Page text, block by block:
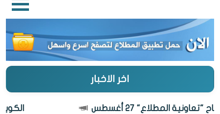
اخر الاخبار
المطلاع" 27 أغسطس